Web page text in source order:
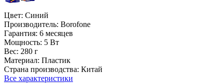
Цвет: Синий
Производитель: Borofone
Гарантия: 6 месяцев
Мощность: 5 Вт
Вес: 280 г
Материал: Пластик
Страна производства: Китай
Все характеристики